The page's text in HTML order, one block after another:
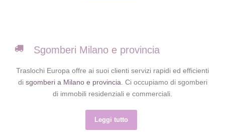
Sgomberi Milano e provincia
Traslochi Europa offre ai suoi clienti servizi rapidi ed efficienti
di sgomberi a Milano e provincia. Ci occupiamo di sgomberi
di immobili residenziali e commerciali.
Leggi tutto